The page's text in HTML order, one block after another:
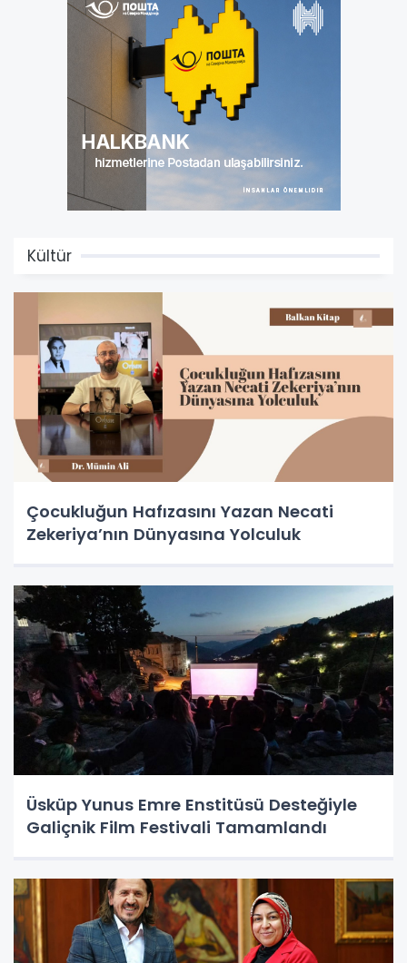
Kültür
Çocukluğun Hafızasını Yazan Necati
Zekeriya’nın Dünyasına Yolculuk
Üsküp Yunus Emre Enstitüsü Desteğiyle
Galiçnik Film Festivali Tamamlandı